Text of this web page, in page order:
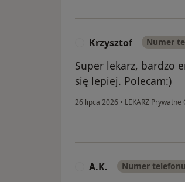
Krzysztof Numer
Super lekarz, bardzo
się lepiej. Polecam:)
26 lipca 2026 • LEKARZ
A.K. Numer